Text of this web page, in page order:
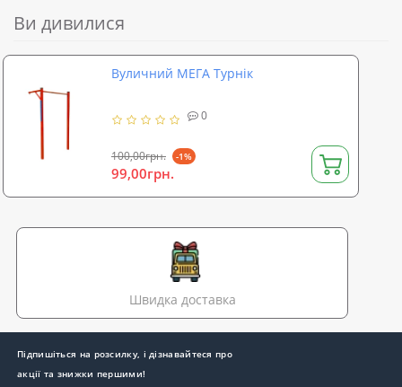
Ви дивилися
Вуличний МЕГА Турнік
0
100,00грн. -1%
99,00грн.
Швидка доставка
Підпишіться на розсилку, і дізнавайтеся про
акції та знижки першими!